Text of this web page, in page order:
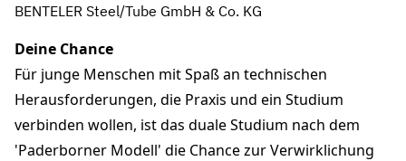
BENTELER Steel/Tube GmbH & Co. KG
Deine Chance
Für junge Menschen mit Spaß an technischen
Herausforderungen, die Praxis und ein Studium
verbinden wollen, ist das duale Studium nach dem
'Paderborner Modell' die Chance zur Verwirklichung